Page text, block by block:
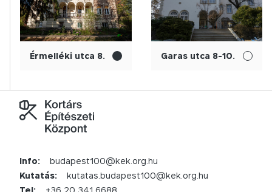
Érmelléki utca 8. Garas utca 8-10.
Info:
budapest100@kek.org.hu
Kutatás:
kutatas.budapest100@kek.org.hu